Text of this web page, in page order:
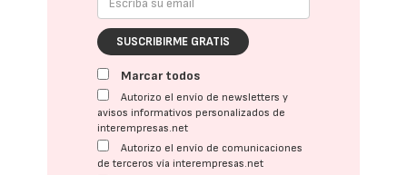
SUSCRIBIRME GRATIS
Marcar todos
Autorizo el envío de newsletters y
avisos informativos personalizados de
interempresas.net
Autorizo el envío de comunicaciones
de terceros vía interempresas.net